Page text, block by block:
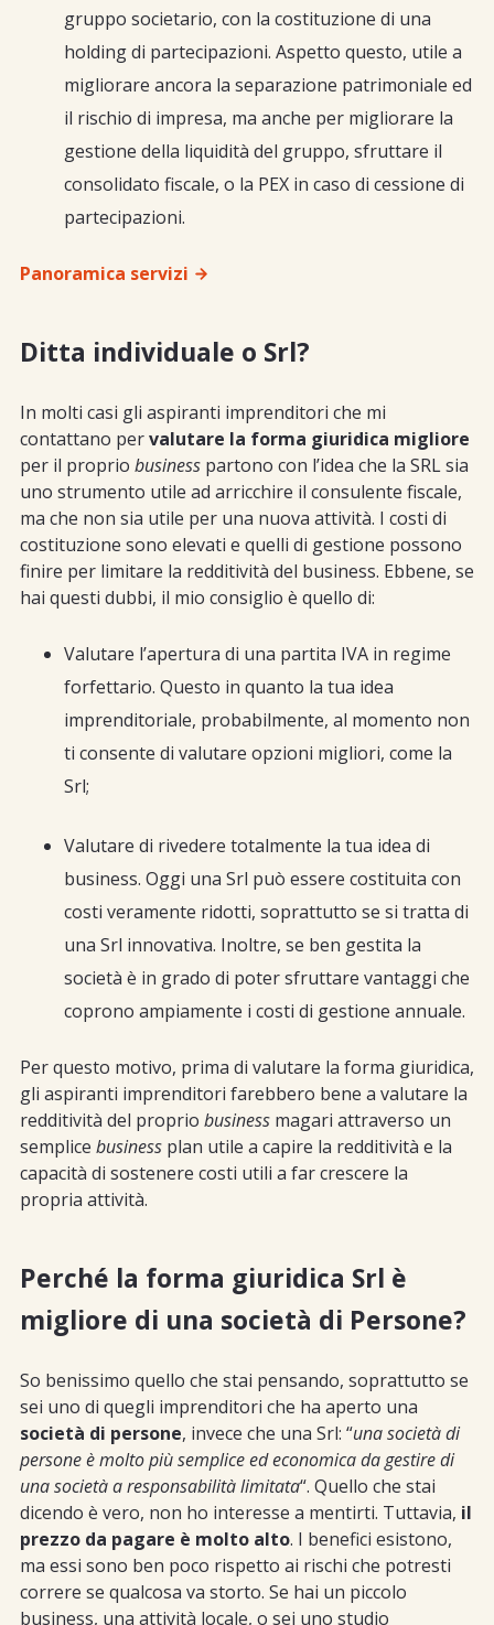
gruppo societario, con la costituzione di una
holding di partecipazioni. Aspetto questo, utile a
migliorare ancora la separazione patrimoniale ed
il rischio di impresa, ma anche per migliorare la
gestione della liquidità del gruppo, sfruttare il
consolidato fiscale, o la PEX in caso di cessione di
partecipazioni.
Panoramica servizi
Ditta individuale o Srl?
In molti casi gli aspiranti imprenditori che mi
contattano pervalutare la forma giuridica migliore
per il proprio business partono con l’idea che la SRL sia
uno strumento utile ad arricchire il consulente fiscale,
ma che non sia utile per una nuova attività. I costi di
costituzione sono elevati e quelli di gestione possono
finire per limitare la redditività del business. Ebbene, se
hai questi dubbi, il mio consiglio è quello di:
Valutare l’apertura di una partita IVA in regime
forfettario. Questo in quanto la tua idea
imprenditoriale, probabilmente, al momento non
ti consente di valutare opzioni migliori, come la
Srl;
Valutare di rivedere totalmente la tua idea di
business. Oggi una Srl può essere costituita con
costi veramente ridotti, soprattutto se si tratta di
una Srl innovativa. Inoltre, se ben gestita la
società è in grado di poter sfruttare vantaggi che
coprono ampiamente i costi di gestione annuale.
Per questo motivo, prima di valutare la forma giuridica,
gli aspiranti imprenditori farebbero bene a valutare la
redditività del proprio business magari attraverso un
semplice business plan utile a capire la redditività e la
capacità di sostenere costi utili a far crescere la
propria attività.
Perché la forma giuridica Srl è
migliore di una società di Persone?
So benissimo quello che stai pensando, soprattutto se
sei uno di quegli imprenditori che ha aperto una
società di persone, invece che una Srl: “una società di
persone è molto più semplice ed economica da gestire di
una società a responsabilità limitata“. Quello che stai
dicendo è vero, non ho interesse a mentirti. Tuttavia, il
prezzo da pagare è molto alto. I benefici esistono,
ma essi sono ben poco rispetto ai rischi che potresti
correre se qualcosa va storto. Se hai un piccolo
business, una attività locale, o sei uno studio